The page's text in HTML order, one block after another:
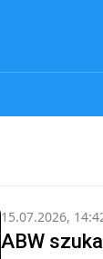
15.07.2026,
ABW